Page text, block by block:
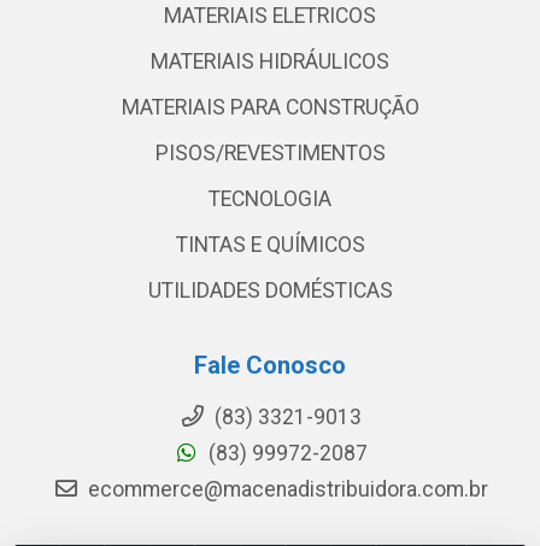
MATERIAIS ELETRICOS
MATERIAIS HIDRÁULICOS
MATERIAIS PARA CONSTRUÇÃO
PISOS/REVESTIMENTOS
TECNOLOGIA
TINTAS E QUÍMICOS
UTILIDADES DOMÉSTICAS
Fale Conosco
(83) 3321-9013
(83) 99972-2087
ecommerce@macenadistribuidora.com.br